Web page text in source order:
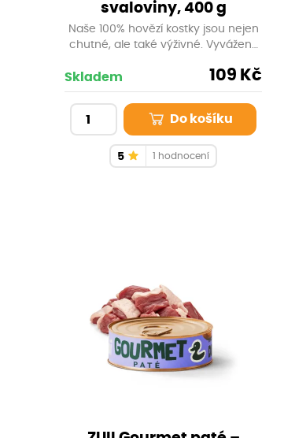
svaloviny, 400 g
Naše 100% hovězí kostky jsou nejen
chutné, ale také výživné. Vyvážený
živin zajistí vaší šelmě potřebnou
energii a vitalitu. Nechte svou kočku
zažít opravdový gurmánský zážitek
každý den.
Skladem 109 Kč
Do košíku
5 1 hodnocení